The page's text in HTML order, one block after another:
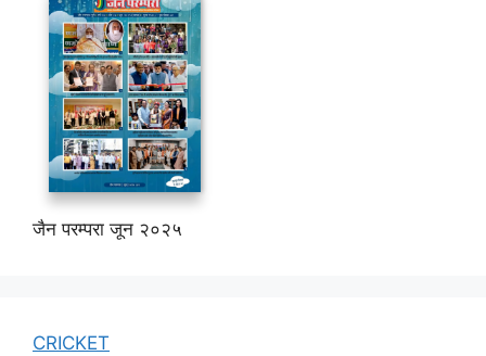
जैन परम्परा जून २०२५
CRICKET